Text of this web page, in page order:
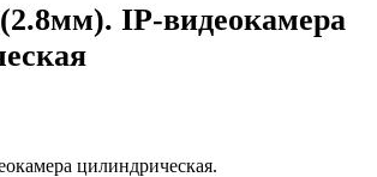
IP-видеокамера
цилиндрическая.